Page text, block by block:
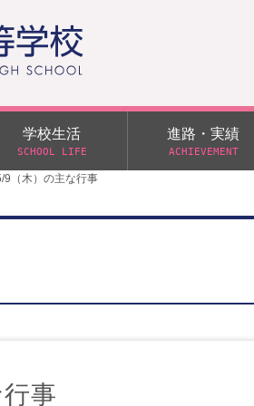
9（木）の主な行事
ラス（Tクラス）
ス）
学校生活
SCHOOL LIFE
進路・実績
ACHIEVEMENT
学力判定テスト
事